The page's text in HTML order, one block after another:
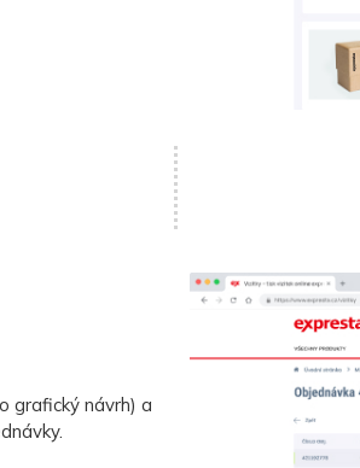
grafický návrh) a